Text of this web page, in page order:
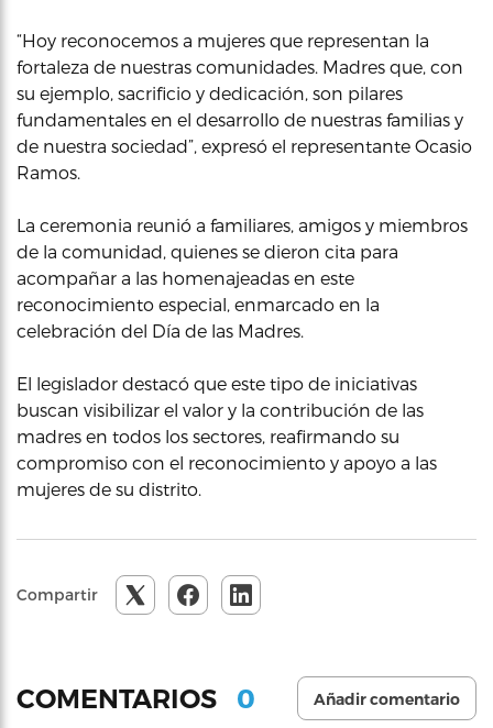
“Hoy reconocemos a mujeres que representan la
fortaleza de nuestras comunidades. Madres que, con
su ejemplo, sacrificio y dedicación, son pilares
fundamentales en el desarrollo de nuestras familias y
de nuestra sociedad”, expresó el representante Ocasio
Ramos.
La ceremonia reunió a familiares, amigos y miembros
de la comunidad, quienes se dieron cita para
acompañar a las homenajeadas en este
reconocimiento especial, enmarcado en la
celebración del Día de las Madres.
El legislador destacó que este tipo de iniciativas
buscan visibilizar el valor y la contribución de las
madres en todos los sectores, reafirmando su
compromiso con el reconocimiento y apoyo a las
mujeres de su distrito.
Compartir
COMENTARIOS 0 Añadir comentario